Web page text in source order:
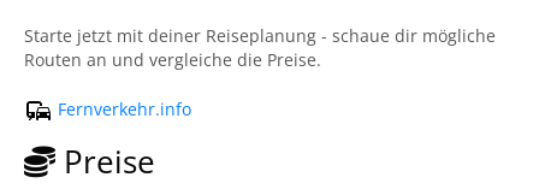
Starte jetzt mit deiner Reiseplanung - schaue dir mögliche
Routen an und vergleiche die Preise.
Fernverkehr.info
Preise